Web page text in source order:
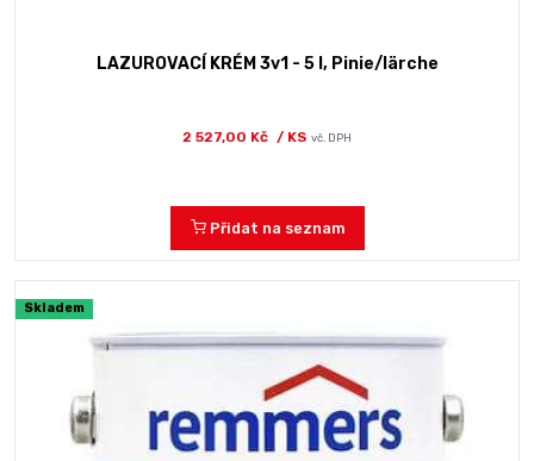
LAZUROVACÍ KRÉM 3v1 - 5 l, Pinie/lärche
2 527,00 Kč / KS vč. DPH
Přidat na seznam
Skladem